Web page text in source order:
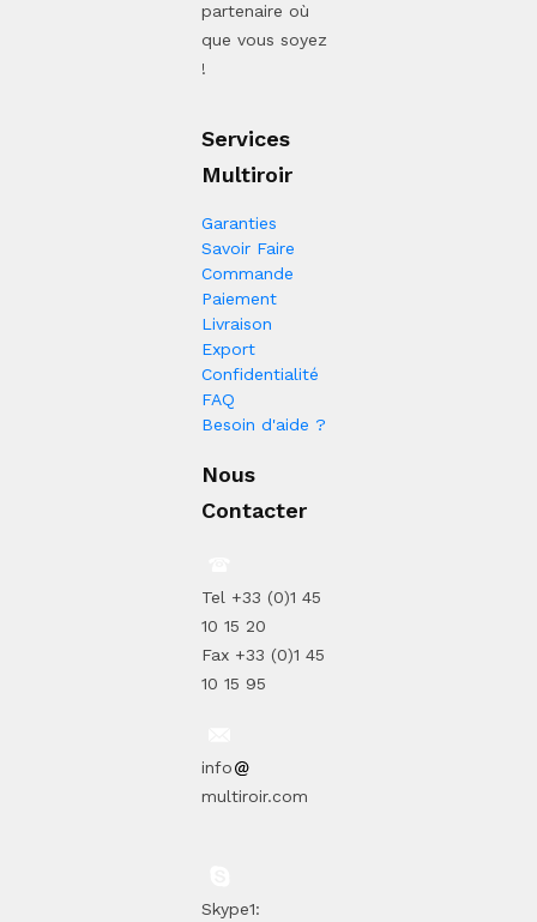
partenaire où
que vous soyez
!
Services
Multiroir
Garanties
Savoir Faire
Commande
Paiement
Livraison
Export
Confidentialité
FAQ
Besoin d'aide ?
Nous
Contacter
Tel +33 (0)1 45
10 15 20
Fax +33 (0)1 45
10 15 95
info
multiroir.com
Skype1: